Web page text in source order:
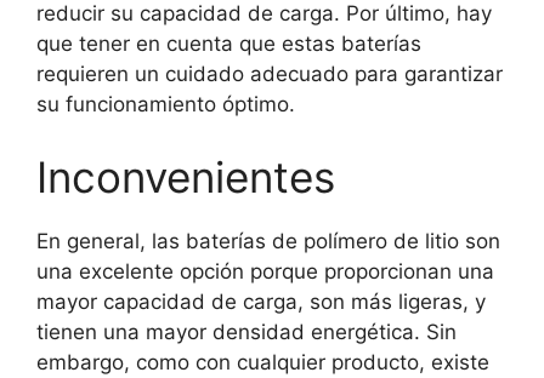
reducir su capacidad de carga. Por último, hay
que tener en cuenta que estas baterías
requieren un cuidado adecuado para garantizar
su funcionamiento óptimo.
Inconvenientes
En general, las baterías de polímero de litio son
una excelente opción porque proporcionan una
mayor capacidad de carga, son más ligeras, y
tienen una mayor densidad energética. Sin
embargo, como con cualquier producto, existe